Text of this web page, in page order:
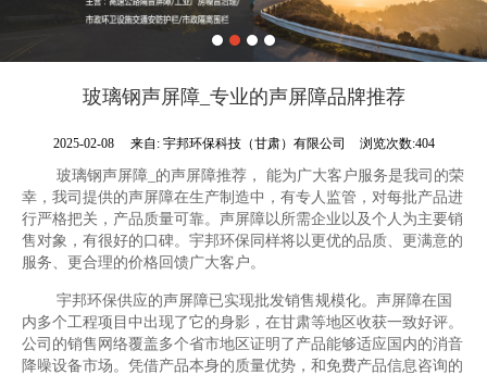
玻璃钢声屏障_专业的声屏障品牌推荐
2025-02-08 来自: 宇邦环保科技（甘肃）有限公司 浏览次数:404
玻璃钢声屏障_的声屏障推荐， 能为广大客户服务是我司的荣
幸，我司提供的声屏障在生产制造中，有专人监管，对每批产品进
行严格把关，产品质量可靠。声屏障以所需企业以及个人为主要销
售对象，有很好的口碑。宇邦环保同样将以更优的品质、更满意的
服务、更合理的价格回馈广大客户。
宇邦环保供应的声屏障已实现批发销售规模化。声屏障在国
内多个工程项目中出现了它的身影，在甘肃等地区收获一致好评。
公司的销售网络覆盖多个省市地区证明了产品能够适应国内的消音
降噪设备市场。凭借产品本身的质量优势，和免费产品信息咨询的